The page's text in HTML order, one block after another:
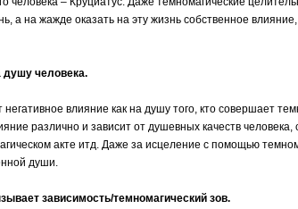
а на жажде оказать на эту жизнь собственное
душу человека.
влияние как на душу того, кто совершает
различно и зависит от душевных качеств
акте итд. Даже за исцеление с помощью
души.
зависимость/темномагический зов.